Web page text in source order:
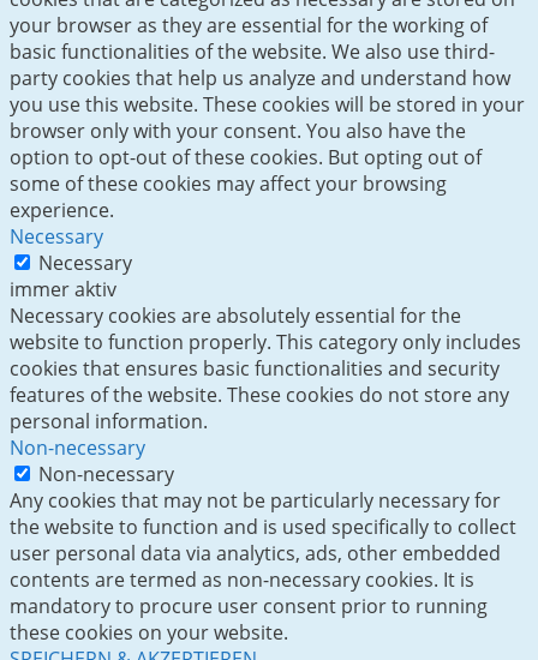
your browser as they are essential for the working of
basic functionalities of the website. We also use third-
party cookies that help us analyze and understand how
you use this website. These cookies will be stored in your
browser only with your consent. You also have the
option to opt-out of these cookies. But opting out of
some of these cookies may affect your browsing
experience.
Necessary
Necessary
immer aktiv
Necessary cookies are absolutely essential for the
website to function properly. This category only includes
cookies that ensures basic functionalities and security
features of the website. These cookies do not store any
personal information.
Non-necessary
Non-necessary
Any cookies that may not be particularly necessary for
the website to function and is used specifically to collect
user personal data via analytics, ads, other embedded
contents are termed as non-necessary cookies. It is
mandatory to procure user consent prior to running
these cookies on your website.